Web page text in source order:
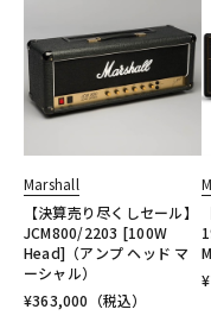
Marshall
【決算売り尽くしセール】
JCM800/2203 [100W
Head]（アンプ ヘッド マ
ーシャル）
¥363,000 （税込）
¥